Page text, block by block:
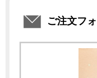
ご注文フ